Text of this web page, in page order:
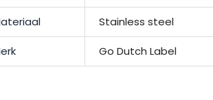
Stainless steel
Go Dutch Label